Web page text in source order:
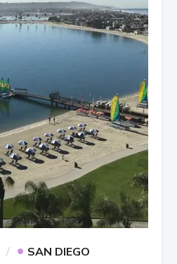
• SAN DIEGO